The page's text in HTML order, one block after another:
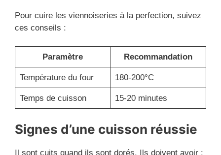
Pour cuire les viennoiseries à la perfection, suivez
ces conseils :
Paramètre Recommandation
Température du four 180-200°C
Temps de cuisson 15-20 minutes
Signes d’une cuisson réussie
Il sont cuits quand ils sont dorés. Ils doivent avoir :